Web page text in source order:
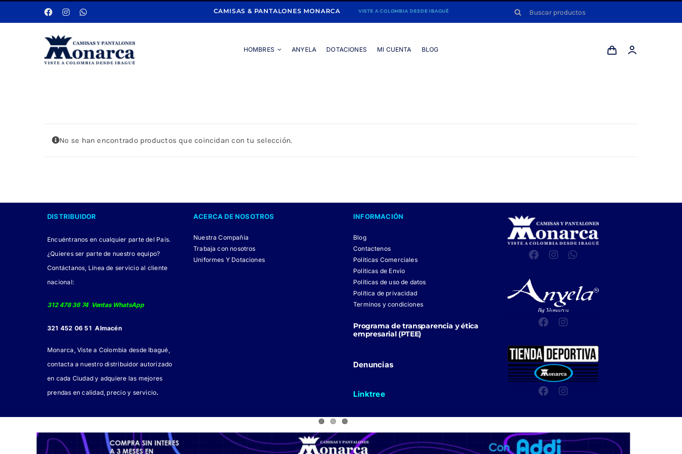
al
CAMISAS & PANTALONES MONARCA Buscar:
HOMBRES ANYELA DOTACIONES MI CUENTA BLOG
No se han encontrado productos que coincidan con tu selección.
DISTRIBUIDOR
Encuéntranos en cualquier parte del País.
¿Quieres ser parte de nuestro equipo?
Contáctanos, Línea de servicio al cliente
nacional:
312 478 36 74 Ventas WhatsApp
321 452 06 51 Almacén
Monarca, Viste a Colombia desde Ibagué,
contacta a nuestro distribuidor autorizado
en cada Ciudad y adquiere las mejores
prendas en calidad, precio y servicio.
ACERCA DE NOSOTROS
Nuestra Compañia
Trabaja con nosotros
Uniformes Y Dotaciones
INFORMACIÓN
Blog
Contactenos
Politicas Comerciales
Politicas de Envio
Políticas de uso de datos
Política de privacidad
Terminos y condiciones
Programa de transparencia y ética
empresarial (PTEE)
Denuncias
Linktree